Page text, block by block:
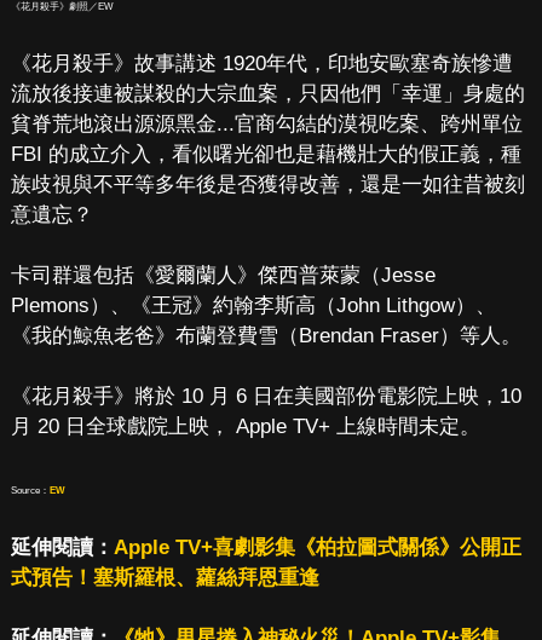
《花月殺手》劇照／EW
《花月殺手》故事講述 1920年代，印地安歐塞奇族慘遭
流放後接連被謀殺的大宗血案，只因他們「幸運」身處的
貧脊荒地滾出源源黑金...官商勾結的漠視吃案、跨州單位
FBI 的成立介入，看似曙光卻也是藉機壯大的假正義，種
族歧視與不平等多年後是否獲得改善，還是一如往昔被刻
意遺忘？
卡司群還包括《愛爾蘭人》傑西普萊蒙（Jesse
Plemons）、《王冠》約翰李斯高（John Lithgow）、
《我的鯨魚老爸》布蘭登費雪（Brendan Fraser）等人。
《花月殺手》將於 10 月 6 日在美國部份電影院上映，10
月 20 日全球戲院上映， Apple TV+ 上線時間未定。
Source： EW
延伸閱讀： Apple TV+喜劇影集《柏拉圖式關係》公開正
式預告！塞斯羅根、蘿絲拜恩重逢